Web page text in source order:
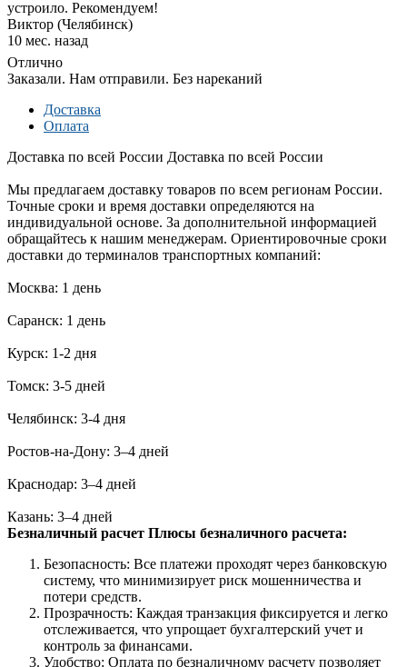
устроило. Рекомендуем!
Виктор (Челябинск)
10 мес. назад
Отлично
Заказали. Нам отправили. Без нареканий
Доставка
Оплата
Доставка по всей России Доставка по всей России
Мы предлагаем доставку товаров по всем регионам России.
Точные сроки и время доставки определяются на
индивидуальной основе. За дополнительной информацией
обращайтесь к нашим менеджерам. Ориентировочные сроки
доставки до терминалов транспортных компаний:
Москва: 1 день
Саранск: 1 день
Курск: 1-2 дня
Томск: 3-5 дней
Челябинск: 3-4 дня
Ростов-на-Дону: 3–4 дней
Краснодар: 3–4 дней
Казань: 3–4 дней
Безналичный расчет Плюсы безналичного расчета:
Безопасность: Все платежи проходят через банковскую
систему, что минимизирует риск мошенничества и
потери средств.
Прозрачность: Каждая транзакция фиксируется и легко
отслеживается, что упрощает бухгалтерский учет и
контроль за финансами.
Удобство: Оплата по безналичному расчету позволяет